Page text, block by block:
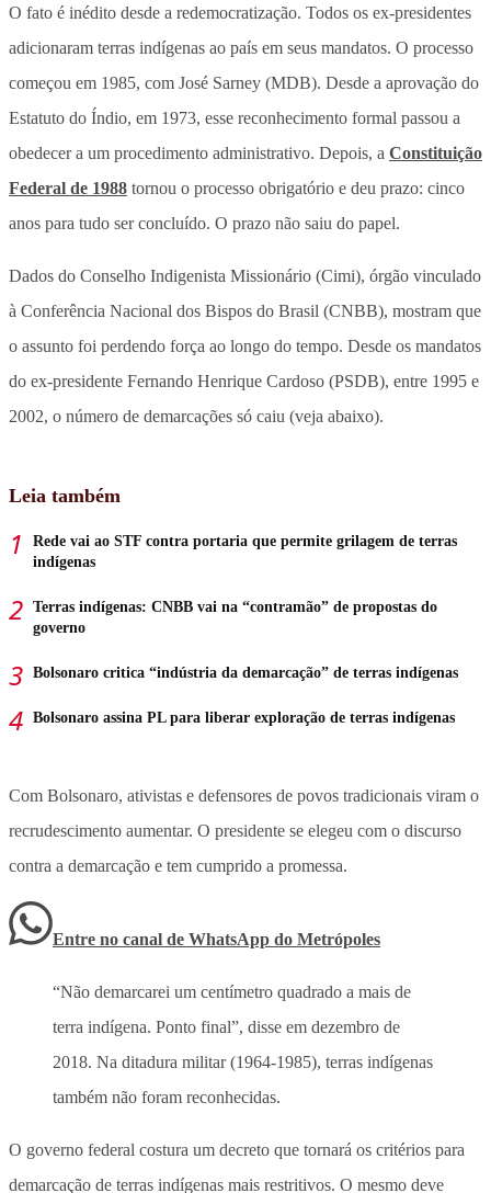
O fato é inédito desde a redemocratização. Todos os ex-presidentes
adicionaram terras indígenas ao país em seus mandatos. O processo
começou em 1985, com José Sarney (MDB). Desde a aprovação do
Estatuto do Índio, em 1973, esse reconhecimento formal passou a
obedecer a um procedimento administrativo. Depois, a Constituição
Federal de 1988 tornou o processo obrigatório e deu prazo: cinco
anos para tudo ser concluído. O prazo não saiu do papel.
Dados do Conselho Indigenista Missionário (Cimi), órgão vinculado
à Conferência Nacional dos Bispos do Brasil (CNBB), mostram que
o assunto foi perdendo força ao longo do tempo. Desde os mandatos
do ex-presidente Fernando Henrique Cardoso (PSDB), entre 1995 e
2002, o número de demarcações só caiu (veja abaixo).
Leia também
Rede vai ao STF contra portaria que permite grilagem de terras
indígenas
Terras indígenas: CNBB vai na “contramão” de propostas do
governo
Bolsonaro critica “indústria da demarcação” de terras indígenas
Bolsonaro assina PL para liberar exploração de terras indígenas
Com Bolsonaro, ativistas e defensores de povos tradicionais viram o
recrudescimento aumentar. O presidente se elegeu com o discurso
contra a demarcação e tem cumprido a promessa.
Entre no canal de WhatsApp do Metrópoles
“Não demarcarei um centímetro quadrado a mais de
terra indígena. Ponto final”, disse em dezembro de
2018. Na ditadura militar (1964-1985), terras indígenas
também não foram reconhecidas.
O governo federal costura um decreto que tornará os critérios para
demarcação de terras indígenas mais restritivos. O mesmo deve